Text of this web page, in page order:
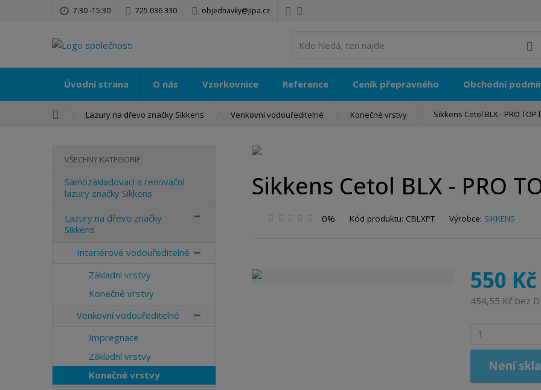
7:30 -15:30 725 036 330 objednavky@jipa.cz
Úvodní strana O nás Vzorkovnice Reference Ceník přepravného Obchodní
Lazury na dřevo značky Sikkens Venkovní vodouředitelné Konečné vrstvy Sikkens Cetol BLX - PRO
Sikkens Cetol BLX - PRO
0% Kód produktu: CBLXPT
K
Výrobce: SIKKENS
550 Kč
454,55 Kč bez
i
Není
VŠECHNY KATEGORIE
Samozákladovací a renovační
lazury značky Sikkens
Lazury na dřevo značky
Sikkens
Interiérové vodouředitelné
Základní vrstvy
Konečné vrstvy
Venkovní vodouředitelné
Impregnace
Základní vrstvy
Konečné vrstvy